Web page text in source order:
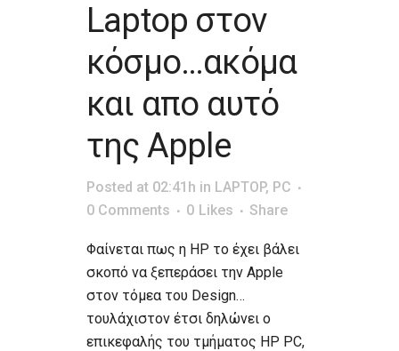
Laptop στον
κόσμο…ακόμα
και απο αυτό
της Apple
Posted at 02:41h in LAPTOP, PC
0 Comments
0 Likes Share
Φαίνεται πως η HP το έχει βάλει
σκοπό να ξεπεράσει την Apple
στον τόμεα του Design…
τουλάχιστον έτσι δηλώνει ο
επικεφαλής του τμήματος HP PC,